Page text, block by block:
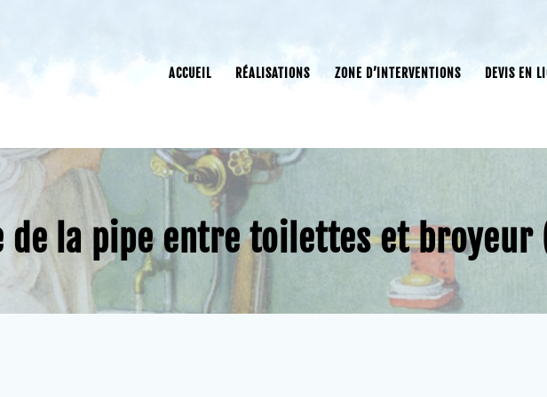
ACCUEIL RÉALISATIONS ZONE D’INTERVENTIONS DEVIS EN
de la pipe entre toilettes et broyeur